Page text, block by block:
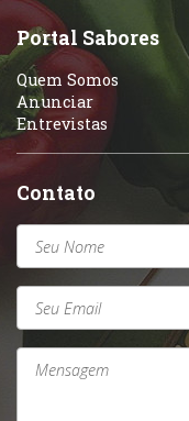
Portal Sabores
Quem Somos
Anunciar
Entrevistas
Contato